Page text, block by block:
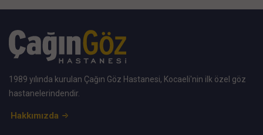
1989 yılında kurulan Çağın Göz Hastanesi, Kocaeli'nin ilk özel göz
hastanelerindendir.
Hakkımızda